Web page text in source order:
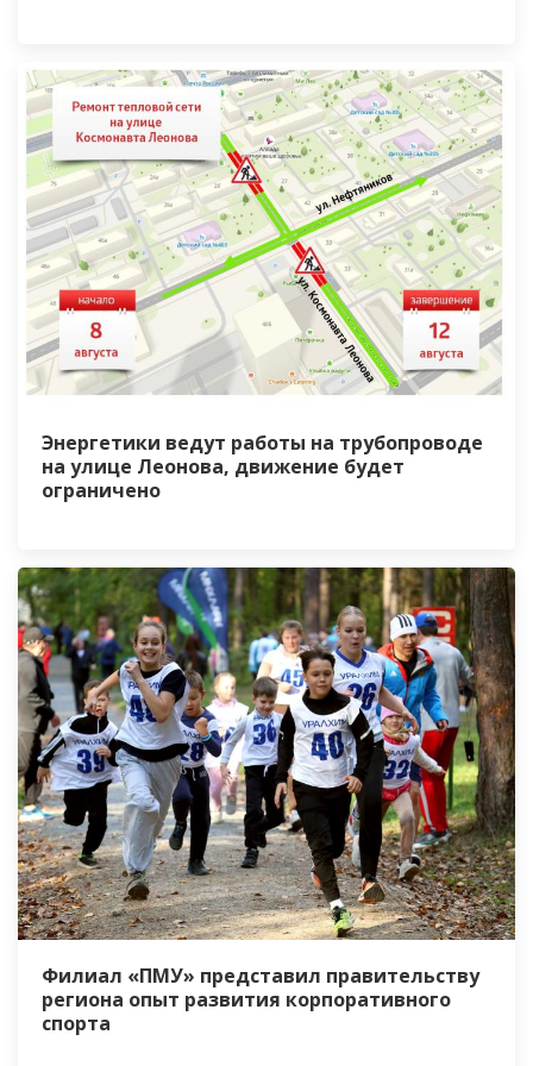
Энергетики ведут работы на трубопроводе
на улице Леонова, движение будет
ограничено
Филиал «ПМУ» представил правительству
региона опыт развития корпоративного
спорта